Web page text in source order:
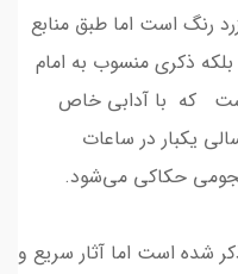
رنگ است اما طبق منابع
ذکری منسوب به امام
که با آدابی خاص
یکبار در ساعات
است اما آثار سریع و